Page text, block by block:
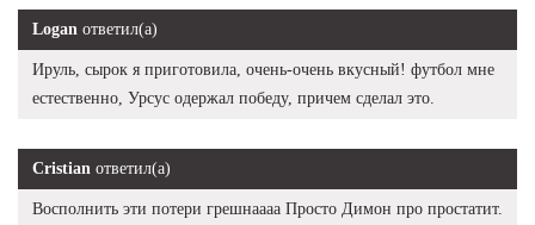
Logan ответил(а)
Ируль, сырок я приготовила, очень-очень вкусный! футбол мне
естественно, Урсус одержал победу, причем сделал это.
Cristian ответил(а)
Восполнить эти потери грешнаааа Просто Димон про простатит.